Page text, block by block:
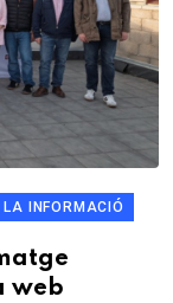
LA INFORMACIÓ
web